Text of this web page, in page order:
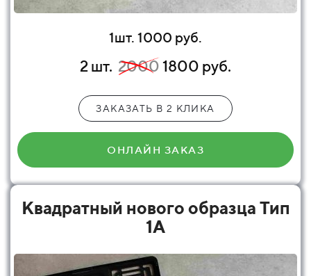
1шт. 1000 руб.
2 шт. 20001800 руб.
ЗАКАЗАТЬ В 2 КЛИКА
ОНЛАЙН ЗАКАЗ
Квадратный нового образца Тип
1А